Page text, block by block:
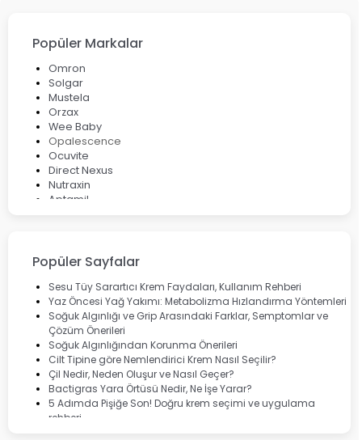
Popüler Markalar
Omron
Solgar
Mustela
Orzax
Wee Baby
Opalescence
Ocuvite
Direct Nexus
Nutraxin
Aptamil
Lansinoh
Cebrolux
Dermoskin
Marvis
Rcfarma
Popüler Sayfalar
Sesu Tüy Sarartıcı Krem Faydaları, Kullanım Rehberi
Yaz Öncesi Yağ Yakımı: Metabolizma Hızlandırma Yöntemleri
Soğuk Algınlığı ve Grip Arasındaki Farklar, Semptomlar ve
Çözüm Önerileri
Soğuk Algınlığından Korunma Önerileri
Cilt Tipine göre Nemlendirici Krem Nasıl Seçilir?
Çil Nedir, Neden Oluşur ve Nasıl Geçer?
Bactigras Yara Örtüsü Nedir, Ne İşe Yarar?
5 Adımda Pişiğe Son! Doğru krem seçimi ve uygulama
rehberi